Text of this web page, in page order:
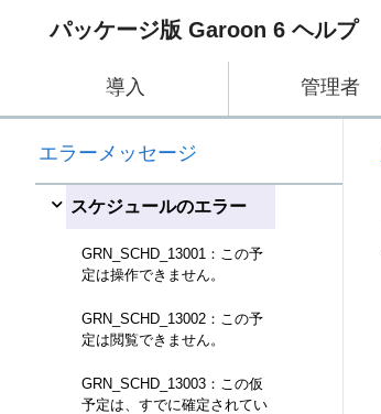
パッケージ版 Garoon 6 ヘルプ
導入 管理者
エラーメッセージ
ポータルのエラー
REST APIのエラー
ラー
スケジュールのエラー
GRN_SCHD_13001：この予
定は操作できません。
GRN_SCHD_13002：この予
定は閲覧できません。
GRN_SCHD_13003：この仮
予定は、すでに確定されてい